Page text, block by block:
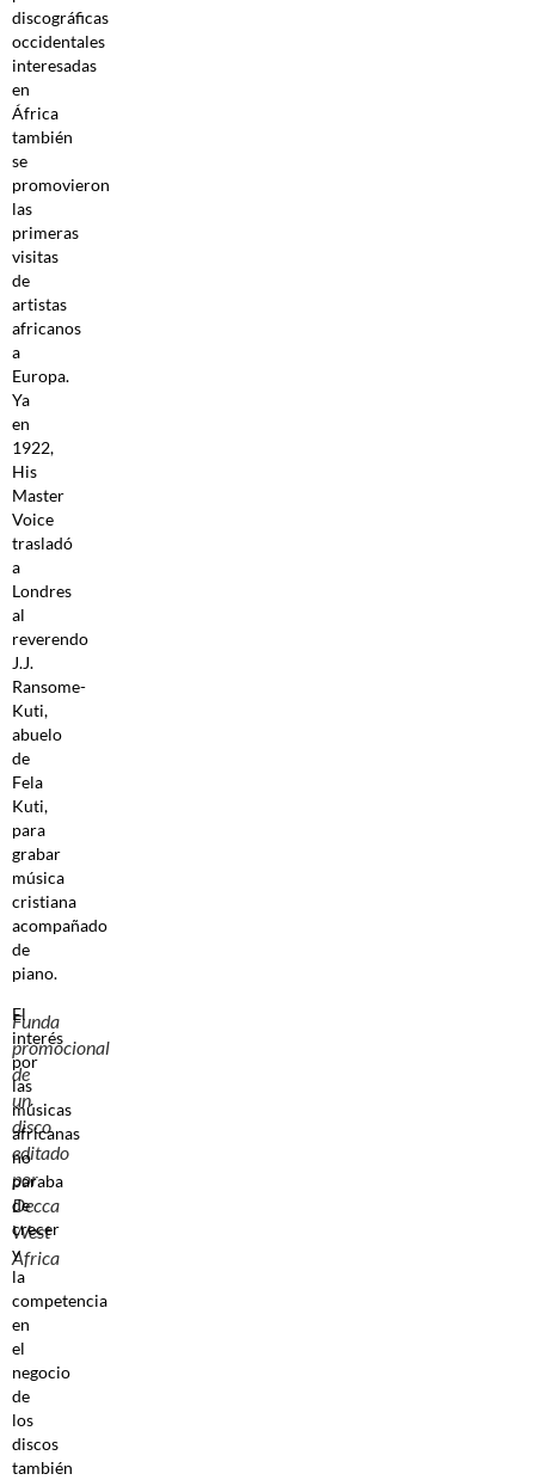
discográficas
occidentales
interesadas
en
África
también
se
promovieron
las
primeras
visitas
de
artistas
africanos
a
Europa.
Ya
en
1922,
His
Master
Voice
trasladó
a
Londres
al
reverendo
J.J.
Ransome-
Kuti,
abuelo
de
Fela
Kuti,
para
grabar
música
cristiana
acompañado
de
piano.
Funda
promocional
de
un
disco
editado
por
Decca
West
Africa
El
interés
por
las
músicas
africanas
no
paraba
de
crecer
y
la
competencia
en
el
negocio
de
los
discos
también